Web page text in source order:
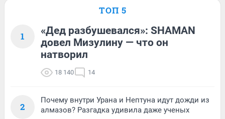
ТОП 5
1
«Дед разбушевался»: SHAMAN
довел Мизулину — что он
натворил
18 140 14
2
Почему внутри Урана и Нептуна идут дожди из
алмазов? Разгадка удивила даже ученых